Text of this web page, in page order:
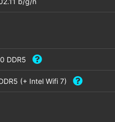
DDR5
(+ Intel Wifi 7)